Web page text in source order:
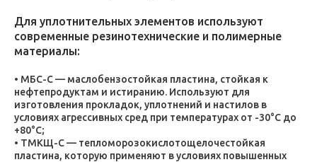
Для уплотнительных элементов используют
современные резинотехнические и полимерные
материалы:
МБС-С — маслобензостойкая пластина, стойкая к
нефтепродуктам и истиранию. Используют для
изготовления прокладок, уплотнений и настилов в
условиях агрессивных сред при температурах от -30°C до
+80°C;
ТМКЩ-С — тепломорозокислотощелочестойкая
пластина, которую применяют в условиях повышенных